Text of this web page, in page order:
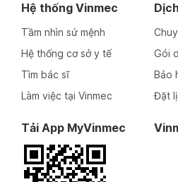
Hệ thống Vinmec
Tầm nhìn sứ mệnh
Hệ thống cơ sở y tế
Tìm bác sĩ
Làm việc tại Vinmec
Gói
Bảo
Đặt
Tải App MyVinmec